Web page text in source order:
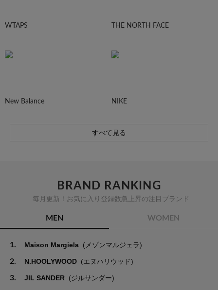
WTAPS THE NORTH FACE
New Balance NIKE
すべて見る
BRAND RANKING
毎月更新！お気に入り登録数急上昇の注目ブランド
MEN WOMEN
1. Maison Margiela (メゾンマルジェラ)
2. N.HOOLYWOOD (エヌハリウッド)
3. JIL SANDER (ジルサンダー)